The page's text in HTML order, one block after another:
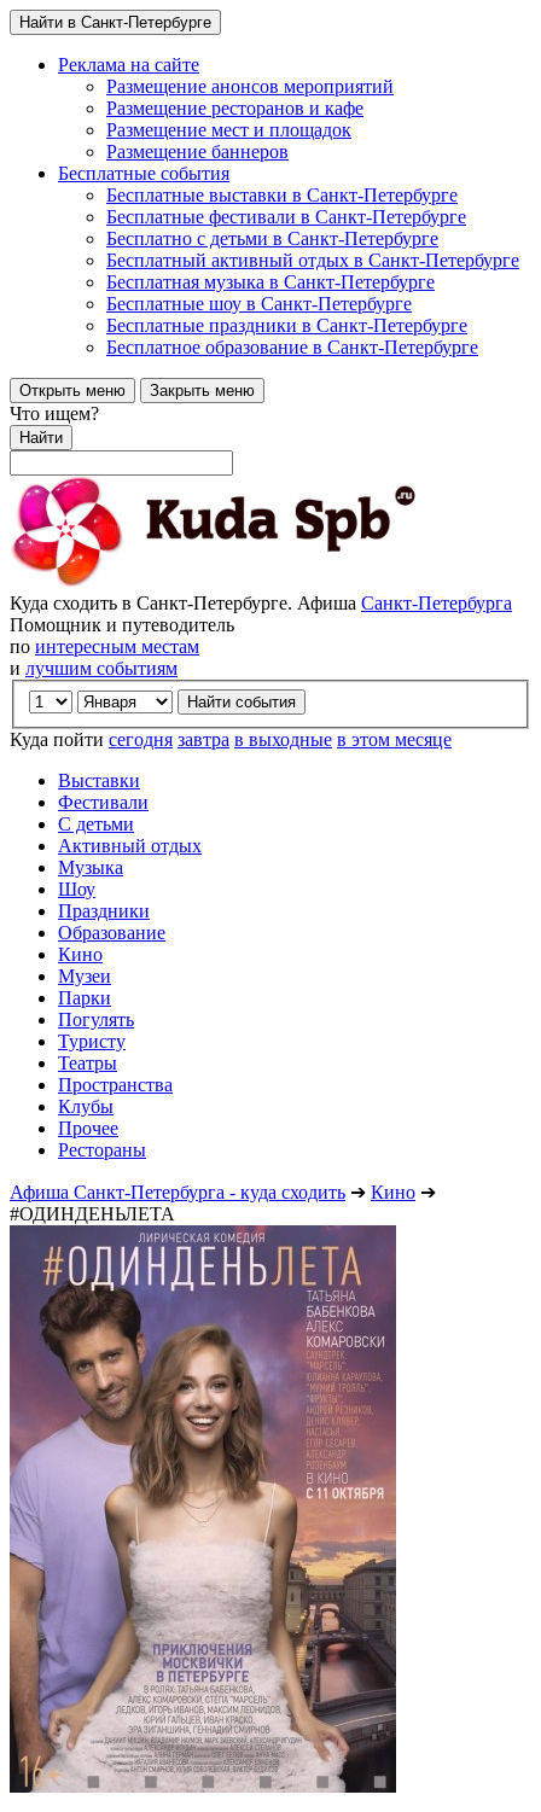
Найти в Санкт-Петербурге
Реклама на сайте
Размещение анонсов мероприятий
Размещение ресторанов и кафе
Размещение мест и площадок
Размещение баннеров
Бесплатные события
Бесплатные выставки в Санкт-Петербурге
Бесплатные фестивали в Санкт-Петербурге
Бесплатно с детьми в Санкт-Петербурге
Бесплатный активный отдых в Санкт-Петербурге
Бесплатная музыка в Санкт-Петербурге
Бесплатные шоу в Санкт-Петербурге
Бесплатные праздники в Санкт-Петербурге
Бесплатное образование в Санкт-Петербурге
Открыть меню Закрыть меню
Что ищем?
Найти
Куда сходить в Санкт-Петербурге. Афиша Санкт-Петербурга
Помощник и путеводитель
по интересным местам
и лучшим событиям
Куда пойти сегодня завтра в выходные в этом месяце
Выставки
Фестивали
С детьми
Активный отдых
Музыка
Шоу
Праздники
Образование
Кино
Музеи
Парки
Погулять
Туристу
Театры
Пространства
Клубы
Прочее
Рестораны
Афиша Санкт-Петербурга - куда сходить ➔ Кино ➔
#ОДИНДЕНЬЛЕТА